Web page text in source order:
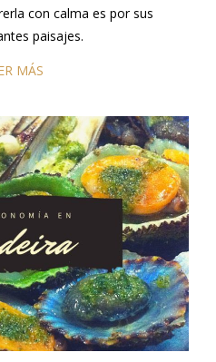
con calma es por sus
paisajes.
MÁS